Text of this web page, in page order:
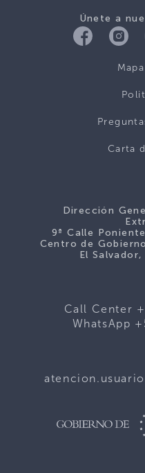
Únete a
Carta
Dirección
9ª Calle
Centro de
El
Call Center
WhatsApp